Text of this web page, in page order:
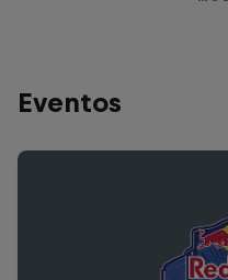
Eventos